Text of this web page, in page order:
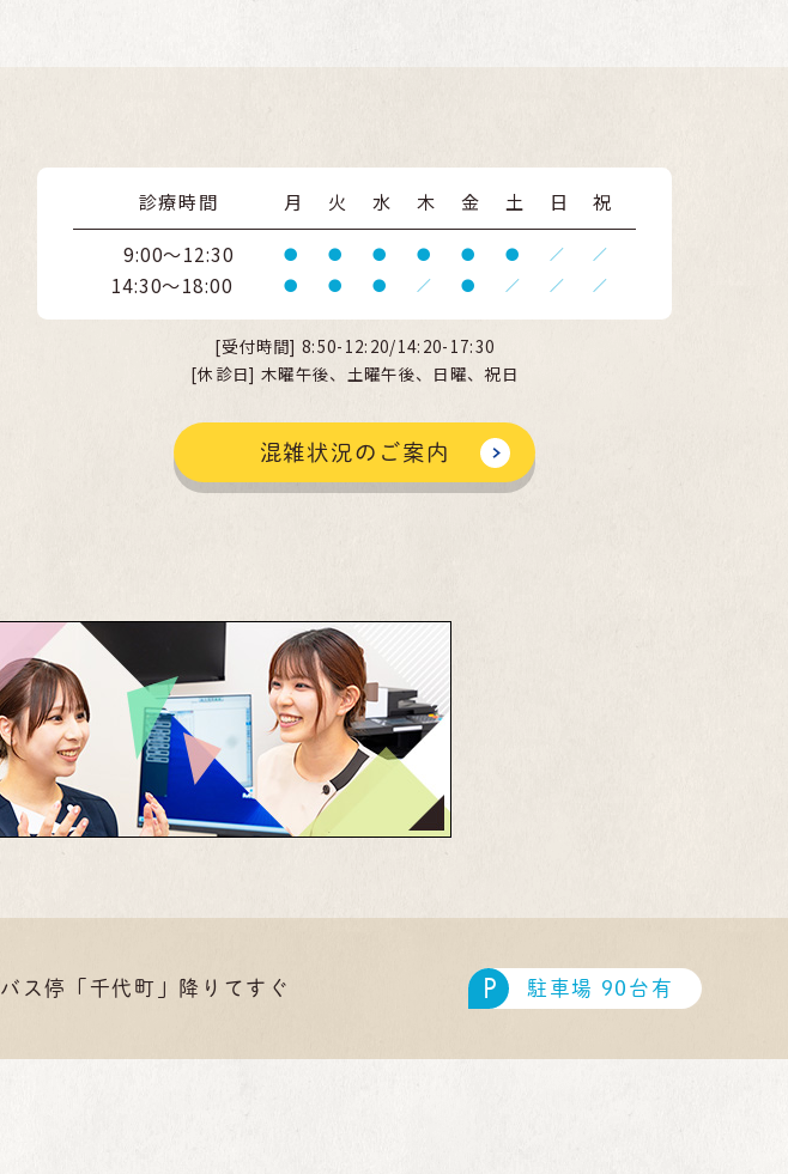
診療時間 月 火 水 木 金 土 日
祝
9:00～12:30
● ● ● ● ● ● ／ ／
14:30～18:00 ● ● ● ／ ● ／ ／ ／
[受付時間] 8:50-12:20/14:20-17:30
[休診日] 木曜午後、土曜午後、日曜、祝日
混雑状況のご案内
バス停「千代町」 降りてすぐ P 駐車場 90台有